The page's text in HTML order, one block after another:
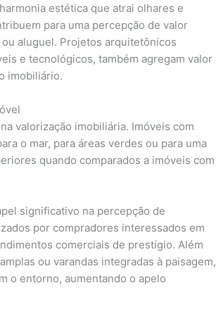
estética que atrai olhares e
para uma percepção de valor
aluguel. Projetos arquitetônicos
e tecnológicos, também agregam valor
imobiliário.
valorização imobiliária. Imóveis com
o mar, para áreas verdes ou para uma
quando comparados a imóveis com
significativo na percepção de
por compradores interessados em
comerciais de prestígio. Além
ou varandas integradas à paisagem,
o entorno, aumentando o apelo